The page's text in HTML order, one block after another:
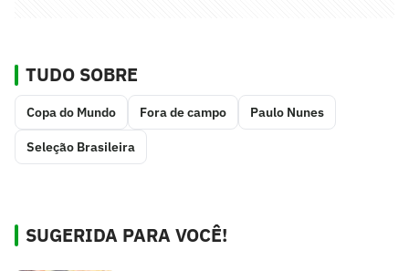
TUDO SOBRE
Copa do Mundo Fora de campo Paulo Nunes
Seleção Brasileira
SUGERIDA PARA VOCÊ!